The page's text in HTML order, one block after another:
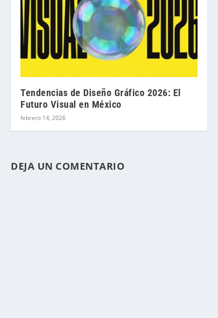
Tendencias de Diseño Gráfico 2026: El
Futuro Visual en México
febrero 14, 2026
DEJA UN COMENTARIO